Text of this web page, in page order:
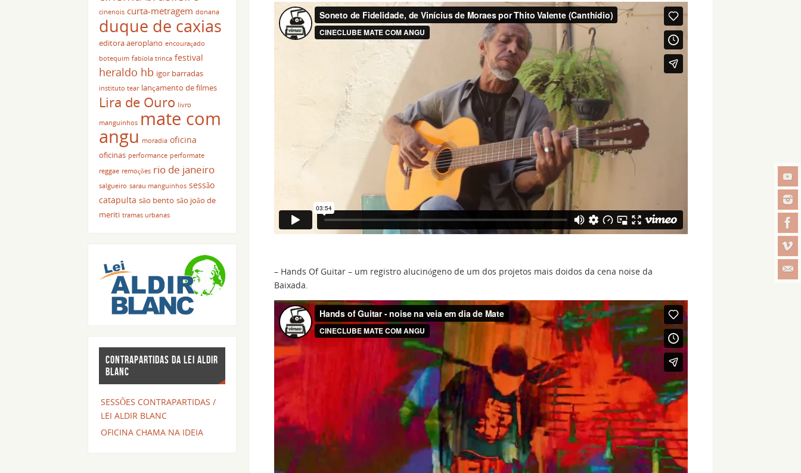
– Hands Of Guitar – um registro alucinógeno de um dos projetos mais doidos da cena noise da
Baixada.
cinenois curta-metragem donana
duque de caxias
editora aeroplano encouraçado
botequim fabíola trinca festival
heraldo hb igor barradas
instituto tear lançamento de filmes
Lira de Ouro livro
manguinhos mate com
angu moradia oficina
oficinas performance performate
reggae remoções rio de janeiro
salgueiro sarau manguinhos sessão
catapulta são bento são joão de
meriti tramas urbanas
CONTRAPARTIDAS DA LEI ALDIR
BLANC
SESSÕES CONTRAPARTIDAS /
LEI ALDIR BLANC
OFICINA CHAMA NA IDEIA